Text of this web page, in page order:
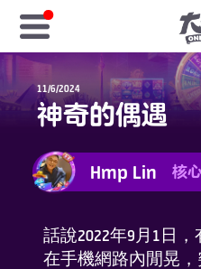
免費
樂享
序
11/6/2024
神奇的偶遇
Hmp Lin 核
話說2022年9月1日
在手機網路內閒晃，